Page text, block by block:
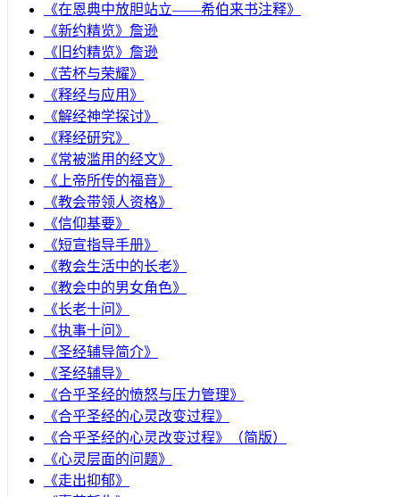
《在恩典中放胆站立——希伯来书注释》
《新约精览》詹逊
《旧约精览》詹逊
《苦杯与荣耀》
《释经与应用》
《解经神学探讨》
《释经研究》
《常被滥用的经文》
《上帝所传的福音》
《教会带领人资格》
《信仰基要》
《短宣指导手册》
《教会生活中的长老》
《教会中的男女角色》
《长老十问》
《执事十问》
《圣经辅导简介》
《圣经辅导》
​《合乎圣经的愤怒与压力管理》
《合乎圣经的心灵改变过程》
《合乎圣经的心灵改变过程》（简版）
《心灵层面的问题》
《走出抑郁》